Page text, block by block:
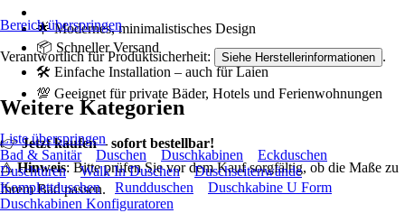
🌟 Modernes, minimalistisches Design
📦 Schneller Versand
🛠️ Einfache Installation – auch für Laien
💯 Geeignet für private Bäder, Hotels und Ferienwohnungen
👉Jetzt kaufen – sofort bestellbar!
⚠️Hinweis: Bitte prüfen Sie vor dem Kauf sorgfältig, ob die Maße zu
Ihrem Bad passen.
Bereich überspringen
Verantwortlich für Produktsicherheit: Siehe Herstellerinformationen .
Weitere Kategorien
Liste überspringen
Bad & Sanitär
Duschen Duschkabinen
Eckduschen
Duschtüren
Walk In Duschen
Duschseitenwände
Komplettduschen
Rundduschen
Duschkabine U Form
Duschkabinen Konfiguratoren